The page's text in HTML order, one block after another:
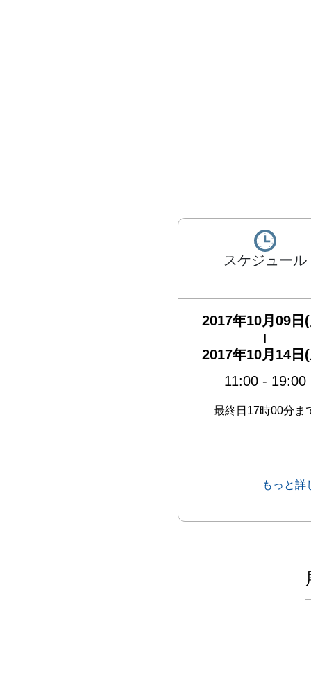
スケジュール
2017年10月09日
2017年10月14日
11:00- 19:00
最終日17時00分ま
もっと詳